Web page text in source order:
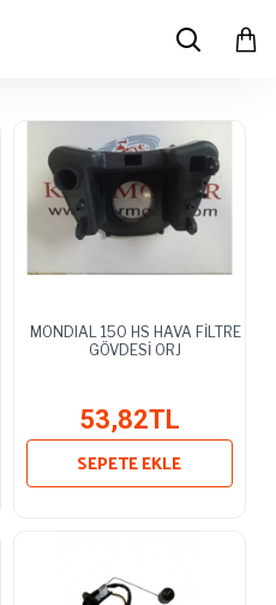
MONDIAL 150 HS HAVA FİLTRE
GÖVDESİ ORJ
53,82TL
SEPETE EKLE